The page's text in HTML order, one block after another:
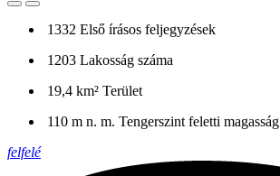
1332 Első írásos feljegyzések
1203 Lakosság száma
19,4 km² Terület
110 m n. m. Tengerszint feletti magasság
felfelé